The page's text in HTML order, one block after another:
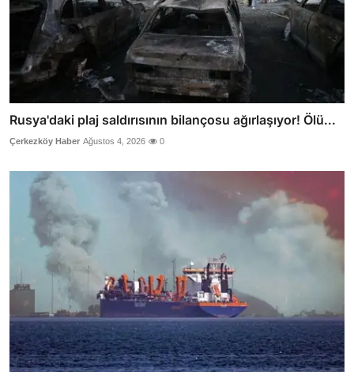
Rusya'daki plaj saldırısının bilançosu ağırlaşıyor! Ölü...
Çerkezköy Haber Ağustos 4, 2026 0